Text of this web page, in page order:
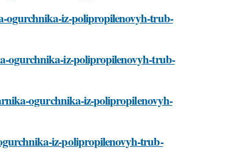
ogurchnika-iz-polipropilenovyh-trub-
ogurchnika-iz-polipropilenovyh-trub-
ogurchnika-iz-polipropilenovyh-
iz-polipropilenovyh-trub-